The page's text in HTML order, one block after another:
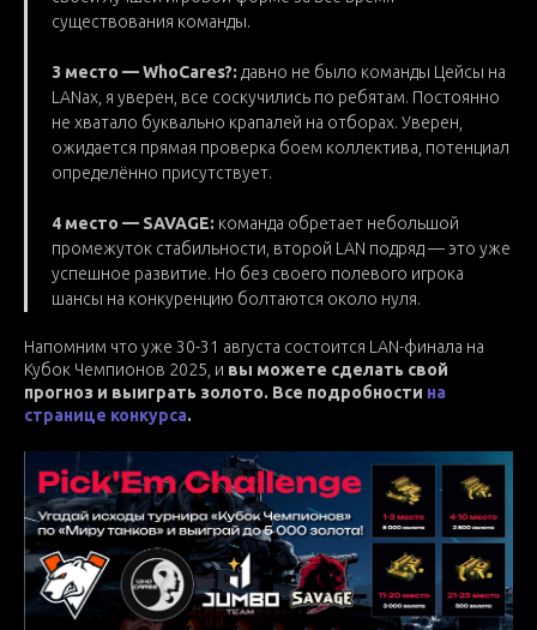
существования команды.
3 место — WhoCares?: давно не было команды Цейсы на
LANах, я уверен, все соскучились по ребятам. Постоянно
не хватало буквально крапалей на отборах. Уверен,
ожидается прямая проверка боем коллектива, потенциал
определённо присутствует.
4 место — SAVAGE: команда обретает небольшой
промежуток стабильности, второй LAN подряд — это уже
успешное развитие. Но без своего полевого игрока
шансы на конкуренцию болтаются около нуля.
Напомним что уже 30-31 августа состоится LAN-финала на
Кубок Чемпионов 2025, и вы можете сделать свой
прогноз и выиграть золото. Все подробности на
странице конкурса.